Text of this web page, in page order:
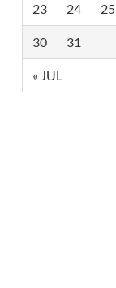
23 24 25
30 31
« JUL